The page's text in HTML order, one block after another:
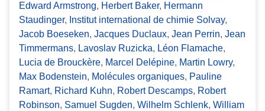
Edward Armstrong, Herbert Baker, Hermann
Staudinger, Institut international de chimie Solvay,
Jacob Boeseken, Jacques Duclaux, Jean Perrin, Jean
Timmermans, Lavoslav Ruzicka, Léon Flamache,
Lucia de Brouckère, Marcel Delépine, Martin Lowry,
Max Bodenstein, Molécules organiques, Pauline
Ramart, Richard Kuhn, Robert Descamps, Robert
Robinson, Samuel Sugden, Wilhelm Schlenk, William